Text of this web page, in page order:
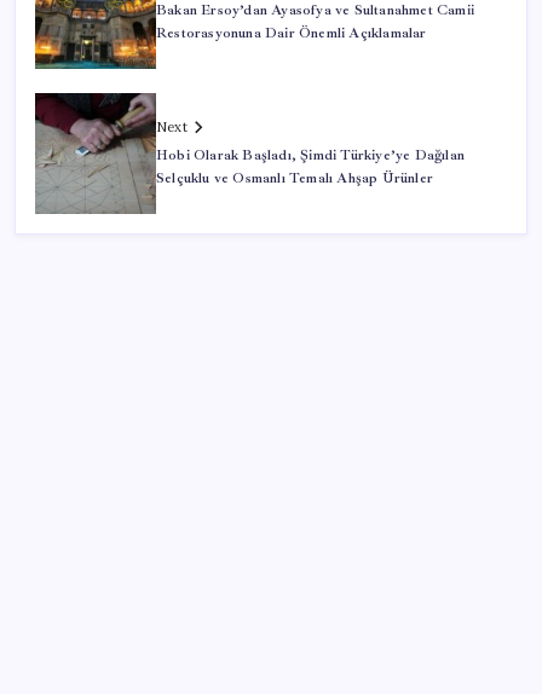
Bakan Ersoy’dan Ayasofya ve Sultanahmet Camii
Restorasyonuna Dair Önemli Açıklamalar
Next
Hobi Olarak Başladı, Şimdi Türkiye’ye Dağılan
Selçuklu ve Osmanlı Temalı Ahşap Ürünler